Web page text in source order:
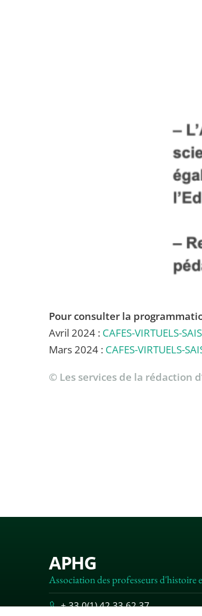
Pour consulter la
Avril 2024 : CAFES-VIRTUELS-
Mars 2024 : CAFES-VIRTUELS-
© Les services de la rédaction
APHG
Association des professeurs d'histoire
+ 33 0(1) 42 33 62 37